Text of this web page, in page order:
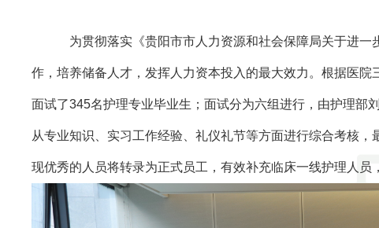
为贯彻落实《贵阳市市人力资源和社会保障局关于进
作，培养储备人才，发挥人力资本投入的最大效力。根据医院
面试了345名护理专业毕业生 ；面试分为六组进行，由护理部
从专业知识、实习工作经验、礼仪礼节等方面进行综合考核
现优秀的人员将转录为正式员工， 有效补充临床一线护理人员